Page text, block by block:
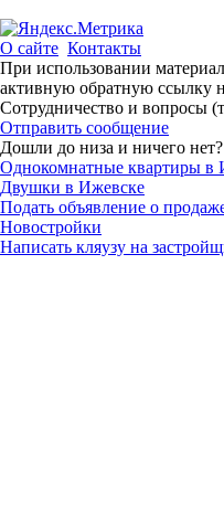
О сайте Контакты
При использовании
активную обратную ссылку
Сотрудничество и вопросы
Отправить сообщение
Дошли до низа и ничего
Однокомнатные квартиры в
Двушки в Ижевске
Подать объявление о
Новостройки
Написать кляузу на